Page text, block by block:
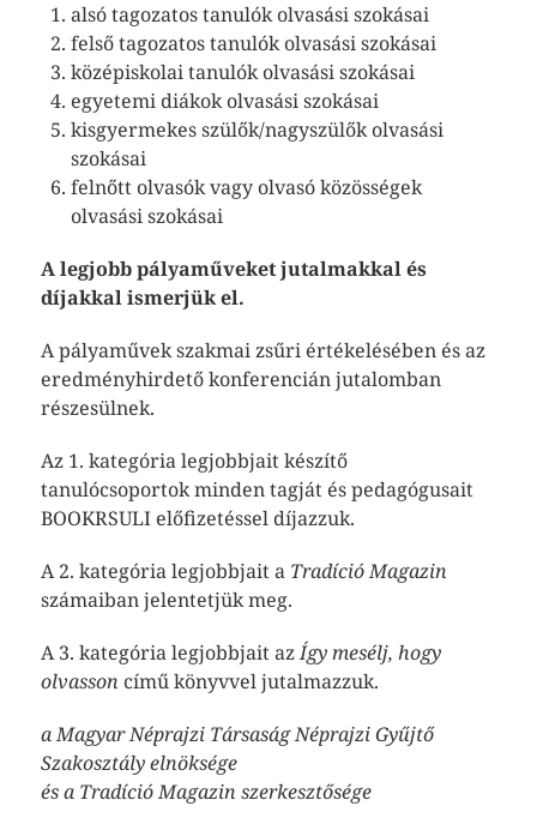
alsó tagozatos tanulók olvasási szokásai
felső tagozatos tanulók olvasási szokásai
középiskolai tanulók olvasási szokásai
egyetemi diákok olvasási szokásai
kisgyermekes szülők/nagyszülők olvasási
szokásai
felnőtt olvasók vagy olvasó közösségek
olvasási szokásai
A legjobb pályaműveket jutalmakkal és
díjakkal ismerjük el.
A pályaművek szakmai zsűri értékelésében és az
eredményhirdető konferencián jutalomban
részesülnek.
Az 1. kategória legjobbjait készítő
tanulócsoportok minden tagját és pedagógusait
BOOKRSULI előfizetéssel díjazzuk.
A 2. kategória legjobbjait a Tradíció Magazin
számaiban jelentetjük meg.
A 3. kategória legjobbjait azÍgy mesélj, hogy
olvasson című könyvvel jutalmazzuk.
a Magyar Néprajzi Társaság Néprajzi Gyűjtő
Szakosztály elnöksége
és a Tradíció Magazin szerkesztősége